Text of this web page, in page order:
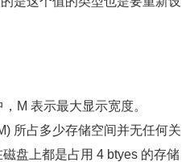
M 表示最大显示宽度。
所占多少存储空间并无任何关
盘上都是占用 4 btyes 的存储